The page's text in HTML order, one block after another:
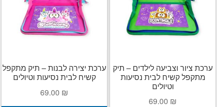
ערכת ציור וצביעה לילדים – תיק
מתקפל קשיח לבית נסיעות
וטיולים
69.00 ₪
ערכת יצירה לבנות – תיק מתקפל
קשיח לבית נסיעות וטיולים
69.00 ₪